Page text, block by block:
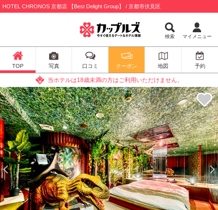
HOTEL CHRONOS 京都店 【Best Delight Group】 / 京都市伏見区
検索 マイメニュー
TOP 写真 口コミ クーポン 地図 予約
当ホテルは18歳未満の方はご利用いただけません。